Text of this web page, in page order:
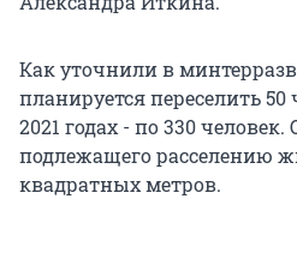
Как уточнили в
планируется переселить 50
2021 годах - по 330
подлежащего расселению
квадратных метров.